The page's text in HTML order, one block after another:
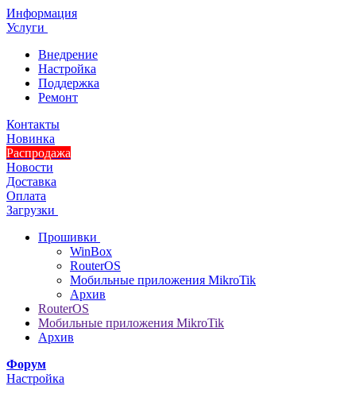
Информация
Услуги
Внедрение
Настройка
Поддержка
Ремонт
Контакты
Новинка
Распродажа
Новости
Доставка
Оплата
Загрузки
Прошивки
WinBox
RouterOS
Мобильные приложения MikroTik
Архив
RouterOS
Мобильные приложения MikroTik
Архив
Форум
Настройка